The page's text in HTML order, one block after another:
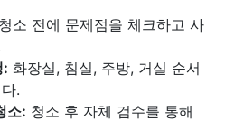
청소 전에 문제점을 체크하고 사
: 화장실, 침실, 주방, 거실 순서
.
소: 청소 후 자체 검수를 통해